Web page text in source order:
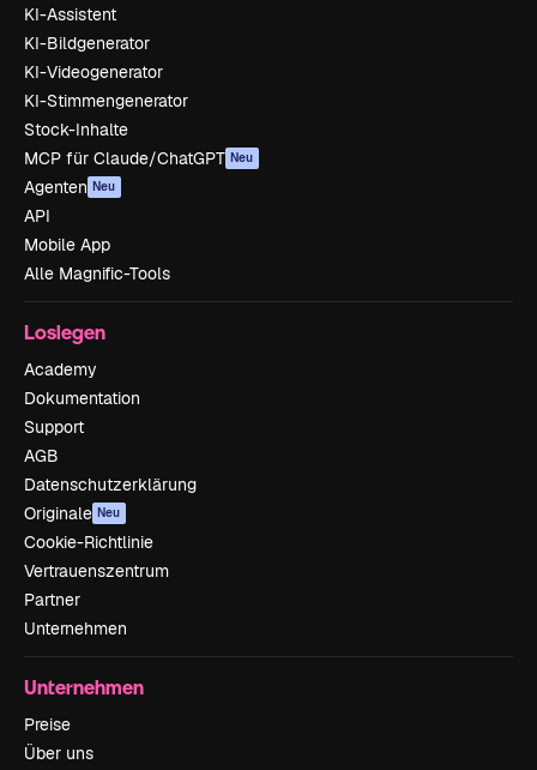
KI-Assistent
KI-Bildgenerator
KI-Videogenerator
KI-Stimmengenerator
Stock-Inhalte
MCP für Claude/ChatGPT Neu
Agenten Neu
API
Mobile App
Alle Magnific-Tools
Loslegen
Academy
Dokumentation
Support
AGB
Datenschutzerklärung
Originale Neu
Cookie-Richtlinie
Vertrauenszentrum
Partner
Unternehmen
Unternehmen
Preise
Über uns